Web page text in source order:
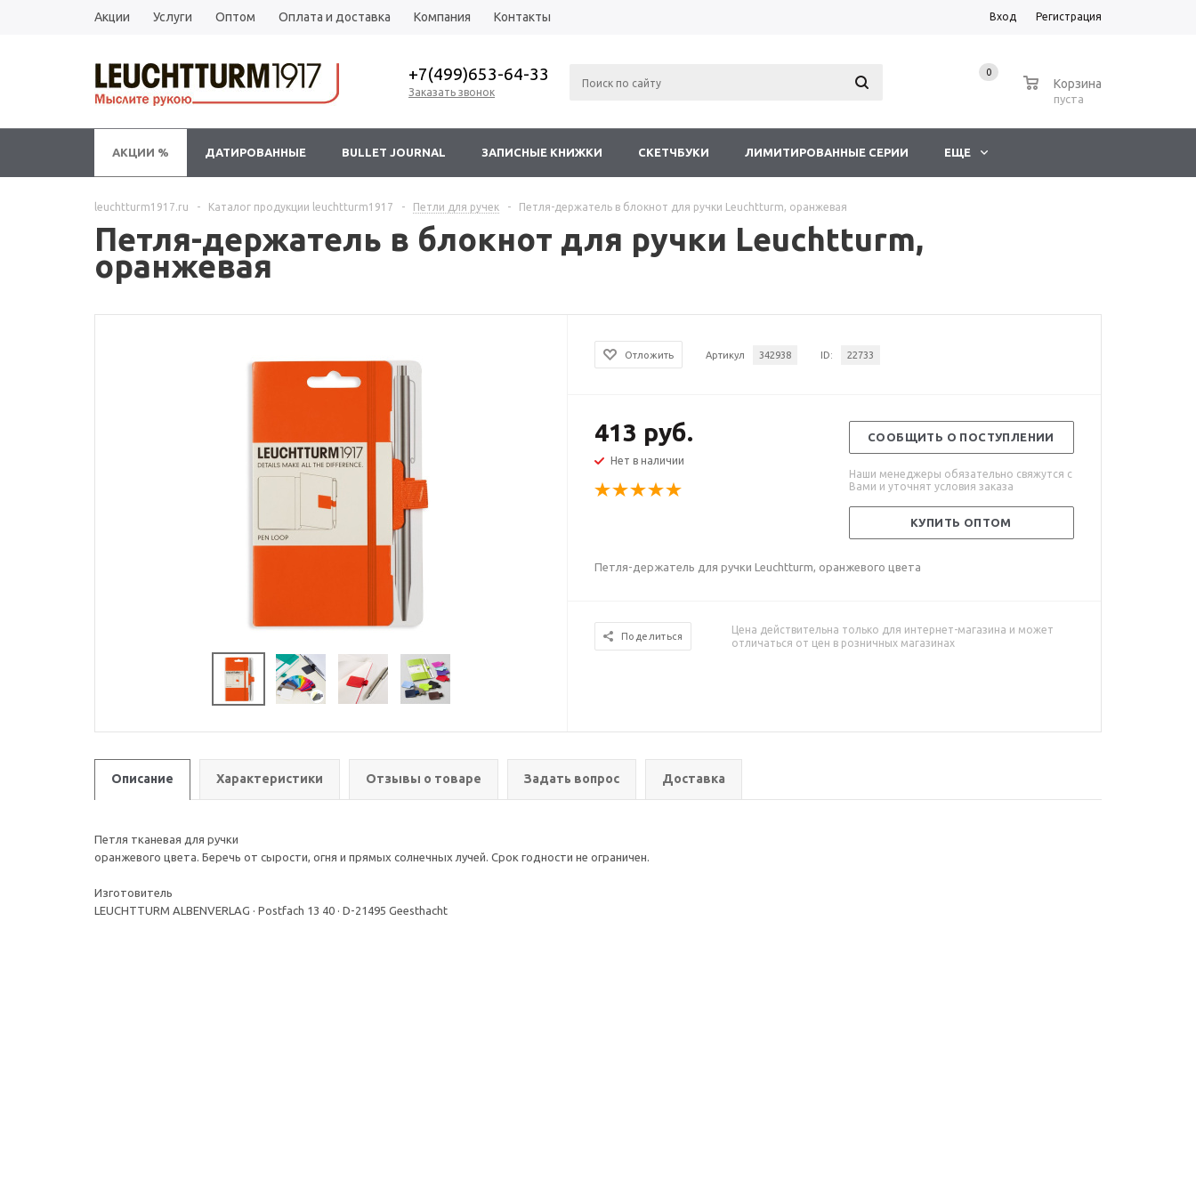
Акции Услуги Оптом Оплата и доставка Компания Контакты Вход Регистрация
+7(499)653-64-33
Заказать звонок
0
Корзина
пуста
АКЦИИ % ДАТИРОВАННЫЕ BULLET JOURNAL ЗАПИСНЫЕ КНИЖКИ СКЕТЧБУКИ ЛИМИТИРОВАННЫЕ СЕРИИ ЕЩЕ
leuchtturm1917.ru - Каталог продукции leuchtturm1917 - Петли для ручек - Петля-держатель в блокнот для ручки Leuchtturm, оранжевая
Петля-держатель в блокнот для ручки Leuchtturm,
оранжевая
Отложить Артикул 342938 ID: 22733
413 руб.
Нет в наличии
СООБЩИТЬ О ПОСТУПЛЕНИИ
Наши менеджеры обязательно свяжутся с
Вами и уточнят условия заказа
КУПИТЬ ОПТОМ
Петля-держатель для ручки Leuchtturm, оранжевого цвета
Поделиться
Цена действительна только для интернет-магазина и может
отличаться от цен в розничных магазинах
Описание Характеристики Отзывы о товаре Задать вопрос Доставка
Петля тканевая для ручки
оранжевого цвета. Беречь от сырости, огня и прямых солнечных лучей. Срок годности не ограничен.
Изготовитель
LEUCHTTURM ALBENVERLAG · Postfach 13 40 · D-21495 Geesthacht